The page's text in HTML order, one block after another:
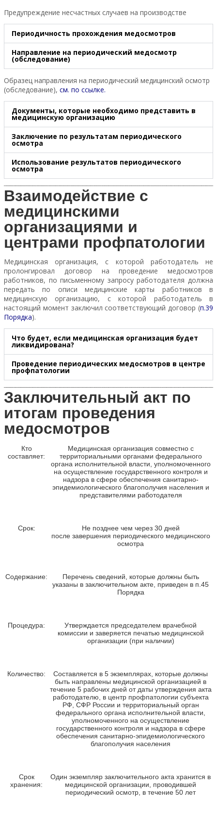
Предупреждение несчастных случаев на производстве
Периодичность прохождения медосмотров
Направление на периодический медосмотр
(обследование)
Образец направления на периодический медицинский осмотр
(обследование), см. по ссылке.
Документы, которые необходимо представить в
медицинскую организацию
Заключение по результатам периодического
осмотра
Использование результатов периодического
осмотра
Взаимодействие с
медицинскими
организациями и
центрами профпатологии
Медицинская организация, с которой работодатель не
пролонгировал договор на проведение медосмотров
работников, по письменному запросу работодателя должна
передать по описи медицинские карты работников в
медицинскую организацию, с которой работодатель в
настоящий момент заключил соответствующий договор (п.39
Порядка).
Что будет, если медицинская организация будет
ликвидирована?
Проведение периодических медосмотров в центре
профпатологии
Заключительный акт по
итогам проведения
медосмотров
Кто
составляет:
Медицинская организация совместно с
территориальными органами федерального
органа исполнительной власти, уполномоченного
на осуществление государственного контроля и
надзора в сфере обеспечения санитарно-
эпидемиологического благополучия населения и
представителями работодателя
Срок:
Не позднее чем через 30 дней
после завершения периодического медицинского
осмотра
Содержание:
Перечень сведений, которые должны быть
указаны в заключительном акте, приведен в п.45
Порядка
Процедура:
Утверждается председателем врачебной
комиссии и заверяется печатью медицинской
организации (при наличии)
Количество:
Составляется в 5 экземплярах, которые должны
быть направлены медицинской организацией в
течение 5 рабочих дней от даты утверждения акта
работодателю, в центр профпатологии субъекта
РФ, СФР России и территориальный орган
федерального органа исполнительной власти,
уполномоченного на осуществление
государственного контроля и надзора в сфере
обеспечения санитарно-эпидемиологического
благополучия населения
Срок
хранения:
Один экземпляр заключительного акта хранится в
медицинской организации, проводившей
периодический осмотр, в течение 50 лет